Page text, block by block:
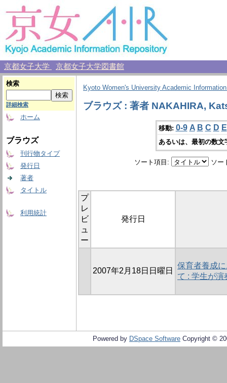
京都女子大学 京都女子大学図書館
検索
詳細検索
ホーム
ブラウズ
刊行物タイプ
発行日
著者
タイトル
利用統計
Kyoto Women's University Academic
ブラウズ : 著者 NAKAHIRA,
移動: 0-9 A B C D E
あるいは、最初の数
ソート項目: ソー
プ
レ
ビ
ュ
ー
発行日
2007年2月18日日曜日
保育者養成
て : 学生が
Powered by DSpace Software Copyright ©